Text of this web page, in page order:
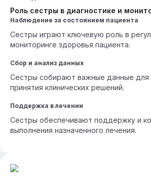
Роль сестры в диагностике и
Наблюдение за состоянием пациента
Сестры играют ключевую роль в
мониторинге здоровья пациента.
Сбор и анализ данных
Сестры собирают важные данные для
принятия клинических решений.
Поддержка в лечении
Сестры обеспечивают поддержку и
выполнения назначенного лечения.